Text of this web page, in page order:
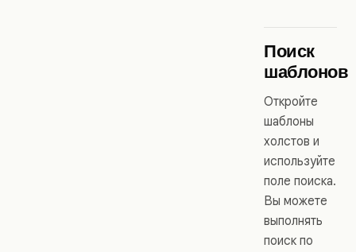
Поиск
шаблонов
Откройте
шаблоны
холстов и
используйте
поле поиска.
Вы можете
выполнять
поиск по